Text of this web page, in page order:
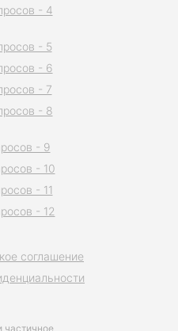
частичное
соглашение
- 4
- 5
- 6
- 7
- 8
- 9
- 10
- 11
- 12